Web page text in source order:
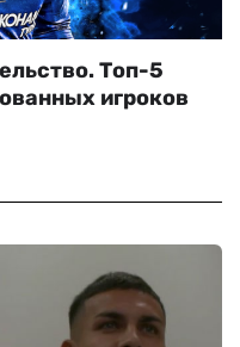
Топ-5
игроков